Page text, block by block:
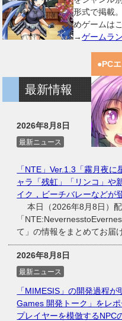
形式で掲載
めゲームは
→ゲームラ
●PC
最新情報
2026年8月8日
最新ニュース
「NTE」Ver.1.3「霧月夜
ャラ「残虹」「リンコ」や
イク，ビーチバレーなどが
本日（2026年8月8日）配
「
て」の情報をまとめてお届
2026年8月8日
最新ニュース
「MIMESIS」の開発過程
Games 開発トーク」をレ
プレイヤーを模倣するNPC